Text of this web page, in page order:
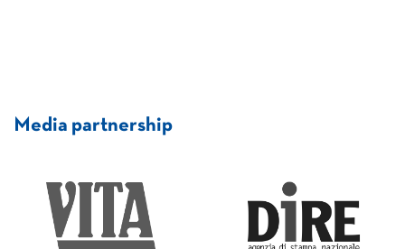
Media partnership